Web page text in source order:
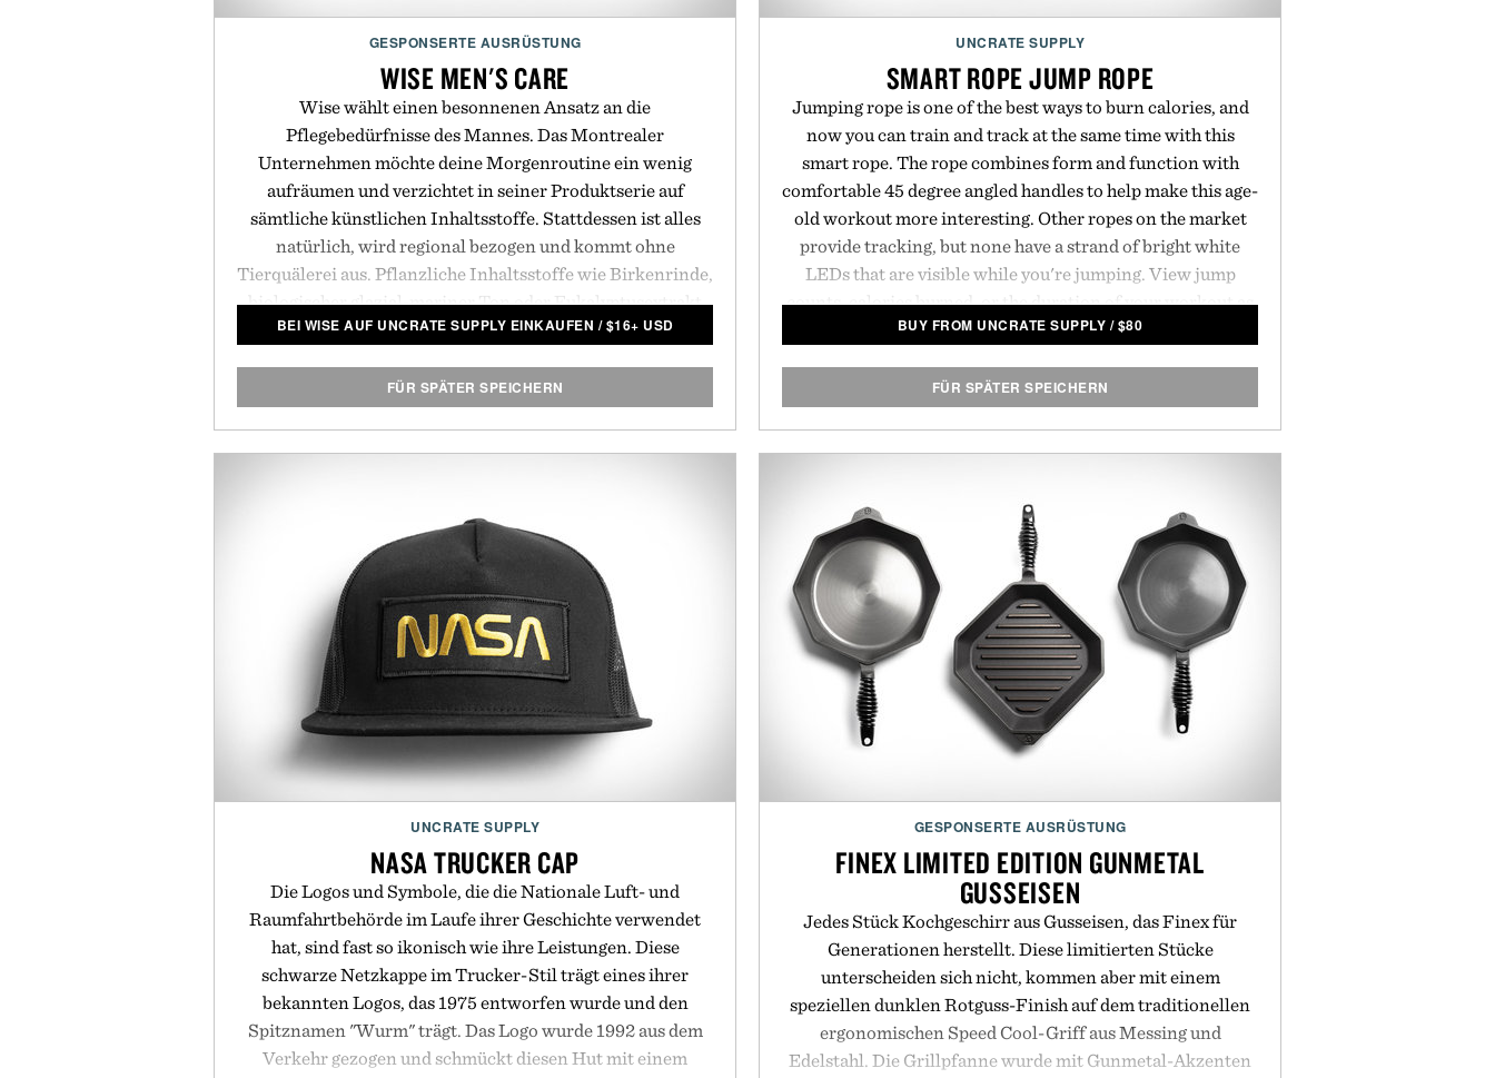
GESPONSERTE AUSRÜSTUNG
WISE MEN'S CARE
Wise wählt einen besonnenen Ansatz an die
Pflegebedürfnisse des Mannes. Das Montrealer
Unternehmen möchte deine Morgenroutine ein wenig
aufräumen und verzichtet in seiner Produktserie auf
sämtliche künstlichen Inhaltsstoffe. Stattdessen ist alles
natürlich, wird regional bezogen und kommt ohne
Tierquälerei aus. Pflanzliche Inhaltsstoffe wie Birkenrinde,
biologischer glazial-mariner Ton oder Eukalyptusextrakt
sind nur ein paar Beispiele der Stoffe, die in der gesamten
und auffüllbaren Glasbehältern aufbewahrte
Glazial-Ton-Pomade, und dieRotahormcreme-Pomadesind
BEI WISE AUF UNCRATE SUPPLY EINKAUFEN /$16+ USD
FÜR SPÄTER SPEICHERN
UNCRATE SUPPLY
SMART ROPE JUMP ROPE
Jumping rope is one of the best ways to burn calories, and
now you can train and track at the same time with this
smart rope. The rope combines form and function with
comfortable 45 degree angled handles to help make this age-
old workout more interesting. Other ropes on the market
provide tracking, but none have a strand of bright white
LEDs that are visible while you're jumping. View jump
counts, calories burned, or the duration of your workout as
the rope swings in front of you. All the data is then
all you have to supply is some sweat and an epic workout
soundtrack.
Sizing:
Medium 101 inches / 258 cm
Large : 107 inches / 274 cm
Battery:
Full charge in 2 hours / 36 hours of use / Lithium Polymer
Battery
Connectivity:
Bluetooth 4.0 LE two-way communication with
smartphone
BUY FROM UNCRATE SUPPLY /$80
FÜR SPÄTER SPEICHERN
UNCRATE SUPPLY
NASA TRUCKER CAP
Die Logos und Symbole, die die Nationale Luft- und
Raumfahrtbehörde im Laufe ihrer Geschichte verwendet
hat, sind fast so ikonisch wie ihre Leistungen. Diese
schwarze Netzkappe im Trucker-Stil trägt eines ihrer
bekannten Logos, das 1975 entworfen wurde und den
Spitznamen "Wurm" trägt. Das Logo wurde 1992 aus dem
Verkehr gezogen und schmückt diesen Hut mit einem
GESPONSERTE AUSRÜSTUNG
FINEX LIMITED EDITION GUNMETAL
GUSSEISEN
Jedes Stück Kochgeschirr aus Gusseisen, das Finex für
Generationen herstellt. Diese limitierten Stücke
unterscheiden sich nicht, kommen aber mit einem
speziellen dunklen Rotguss-Finish auf dem traditionellen
ergonomischen Speed Cool-Griff aus Messing und
Edelstahl. Die Grillpfanne wurde mit Gunmetal-Akzenten